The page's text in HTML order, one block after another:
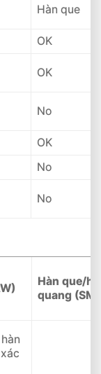
Hàn que
OK
OK
No
OK
No
No
Hàn que/
quang